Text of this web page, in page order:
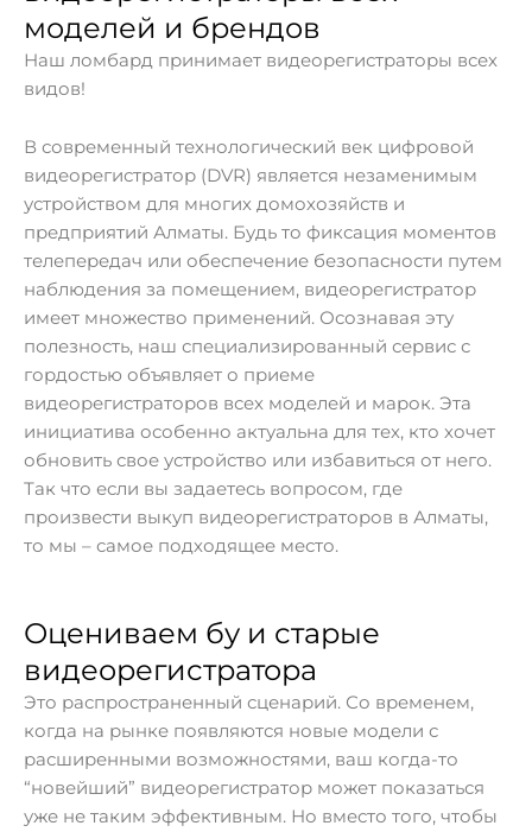
моделей и брендов
Наш ломбард принимает видеорегистраторы всех
видов!
В современный технологический век цифровой
видеорегистратор (DVR) является незаменимым
устройством для многих домохозяйств и
предприятий Алматы. Будь то фиксация моментов
телепередач или обеспечение безопасности путем
наблюдения за помещением, видеорегистратор
имеет множество применений. Осознавая эту
полезность, наш специализированный сервис с
гордостью объявляет о приеме
видеорегистраторов всех моделей и марок. Эта
инициатива особенно актуальна для тех, кто хочет
обновить свое устройство или избавиться от него.
Так что если вы задаетесь вопросом, где
произвести выкуп видеорегистраторов в Алматы,
то мы – самое подходящее место.
Оцениваем бу и старые
видеорегистратора
Это распространенный сценарий. Со временем,
когда на рынке появляются новые модели с
расширенными возможностями, ваш когда-то
“новейший” видеорегистратор может показаться
уже не таким эффективным. Но вместо того, чтобы